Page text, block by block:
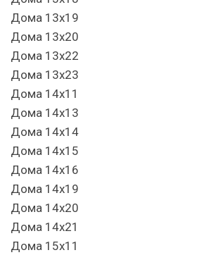
Дома 13х19
Дома 13х20
Дома 13х22
Дома 13х23
Дома 14х11
Дома 14х13
Дома 14х14
Дома 14х15
Дома 14х16
Дома 14х19
Дома 14х20
Дома 14х21
Дома 15х11